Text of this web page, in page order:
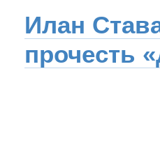
Илан
прочесть